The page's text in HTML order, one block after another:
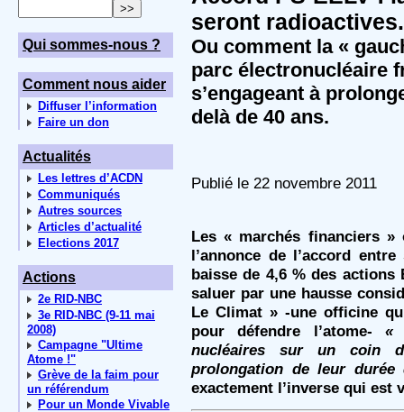
Qui sommes-nous ?
Comment nous aider
Diffuser l’information
Faire un don
Actualités
Les lettres d’ACDN
Communiqués
Autres sources
Articles d’actualité
Elections 2017
Actions
2e RID-NBC
3e RID-NBC (9-11 mai
2008)
Campagne "Ultime
Atome !"
Grève de la faim pour
un référendum
Pour un Monde Vivable
seront radioactives.
Ou comment la «
parc électronucléaire
s’engageant à
delà de 40 ans.
Publié le 22 novembre 2011
Les « marchés financiers
l’annonce de l’accord
baisse de 4,6 % des
saluer par une hausse
Le Climat » -une officine
pour défendre l’atome-«
nucléaires sur un coin
prolongation de leur
exactement l’inverse qui est